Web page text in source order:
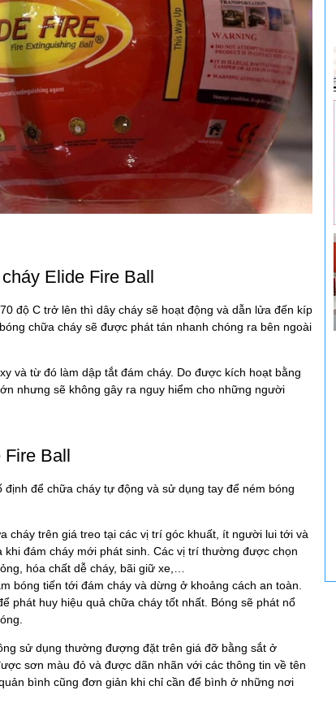
Elide Fire Ball
độ C trở lên thì dây cháy sẽ hoạt động và dẫn lửa đến kíp
chữa cháy sẽ được phát tán nhanh chóng ra bên ngoài
và từ đó làm dập tắt đám cháy. Do được kích hoạt bằng
nhưng sẽ không gây ra nguy hiểm cho những người
Ball
để chữa cháy tự động và sử dụng tay để ném bóng
cháy trên giá treo tại các vị trí góc khuất, ít người lui tới và
đám cháy mới phát sinh. Các vị trí thường được chọn
hóa chất dễ cháy, bãi giữ xe,…
bóng tiến tới đám cháy và dừng ở khoảng cách an toàn.
phát huy hiệu quả chữa cháy tốt nhất. Bóng sẽ phát nổ
sử dụng thường đượng đặt trên giá đỡ bằng sắt ở
sơn màu đỏ và được dãn nhãn với các thông tin về tên
bình cũng đơn giản khi chỉ cần để bình ở những nơi